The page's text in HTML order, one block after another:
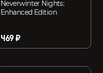
Neverwinter Nights:
Enhanced Edition
469 ₽